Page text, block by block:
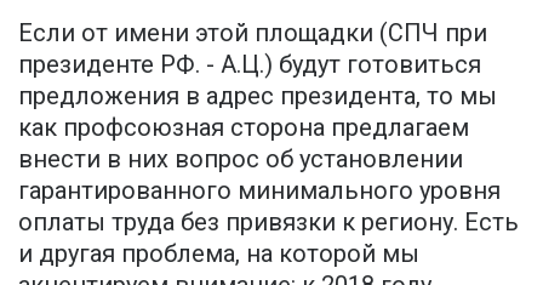
Если от имени этой площадки (СПЧ при
президенте РФ. - А.Ц.) будут готовиться
предложения в адрес президента, то мы
как профсоюзная сторона предлагаем
внести в них вопрос об установлении
гарантированного минимального уровня
оплаты труда без привязки к региону. Есть
и другая проблема, на которой мы